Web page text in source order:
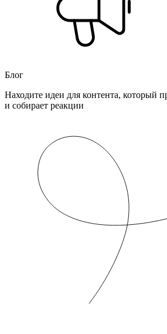
Блог
Находите идеи для контента, который
и собирает реакции